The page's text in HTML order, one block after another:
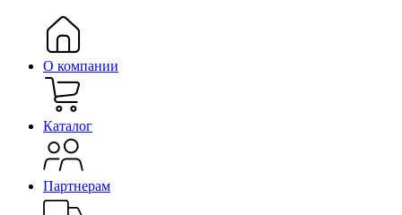
О компании
Каталог
Партнерам